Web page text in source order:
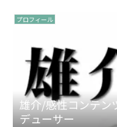
プロフィール
雄介/感性コンテン
デューサー